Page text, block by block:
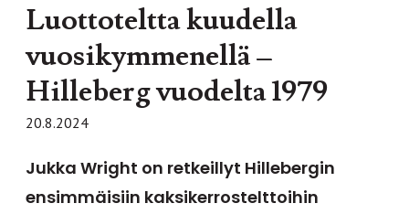
Luottoteltta kuudella
vuosikymmenellä –
Hilleberg vuodelta 1979
20.8.2024
Jukka Wright on retkeillyt Hillebergin
ensimmäisiin kaksikerrostelttoihin